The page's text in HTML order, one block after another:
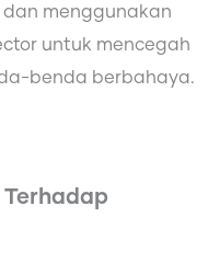
menggunakan
untuk mencegah
benda berbahaya.
Terhadap